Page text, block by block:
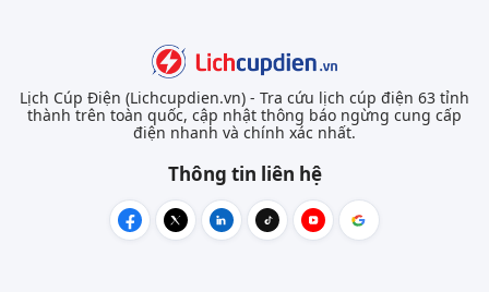
Lịch Cúp Điện (Lichcupdien.vn) - Tra cứu lịch cúp điện 63 tỉnh
thành trên toàn quốc, cập nhật thông báo ngừng cung cấp
điện nhanh và chính xác nhất.
Thông tin liên hệ